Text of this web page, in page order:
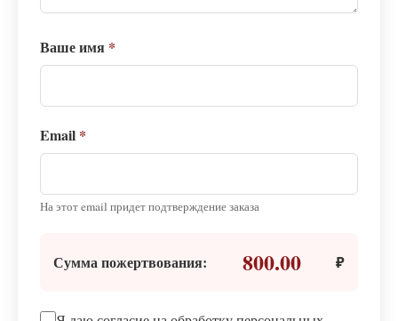
Ваше имя *
Email *
На этот email придет подтверждение заказа
Сумма пожертвования: 800.00 ₽